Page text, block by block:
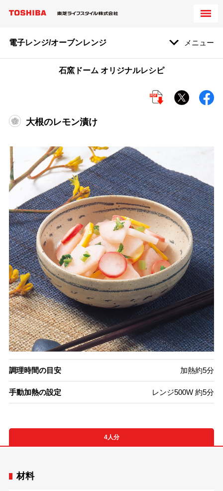
電子レンジ/オーブンレンジ メニュー
石窯ドーム オリジナルレシピ
大根のレモン漬け
調理時間の目安 加熱約5分
手動加熱の設定 レンジ500W 約5分
4人分
材料